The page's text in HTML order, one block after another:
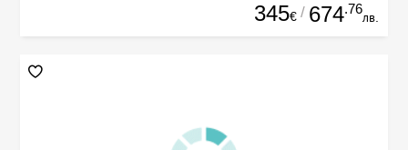
345€ / 674.76
лв.